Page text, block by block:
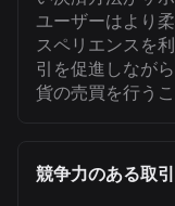
ユーザーはより
スペリエンスを
引を促進しなが
貨の売買を行う
競争力のある取